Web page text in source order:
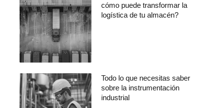
cómo puede transformar la
logística de tu almacén?
Todo lo que necesitas saber
sobre la instrumentación
industrial